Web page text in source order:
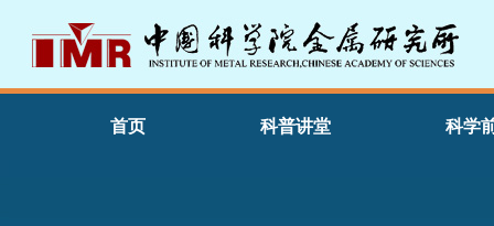
首页 科普讲堂 科学